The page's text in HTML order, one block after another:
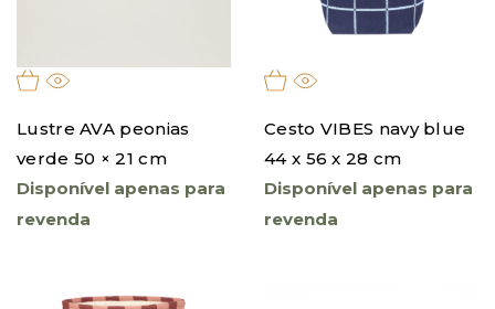
Lustre AVA peonias
verde 50 × 21 cm
Disponível apenas para
revenda
Cesto VIBES navy blue
44 x 56 x 28 cm
Disponível apenas para
revenda